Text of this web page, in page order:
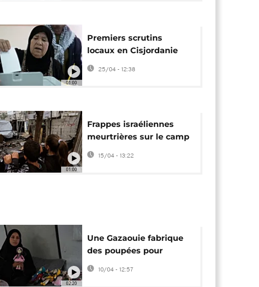
01:00
Premiers scrutins
locaux en Cisjordanie
occupée et à Gaza
depuis le début de la
25/04 - 12:38
01:00
Frappes israéliennes
meurtrières sur le camp
d'Al-Shati et l'hôpital Al-
15/04 - 13:22
02:20
Une Gazaouie fabrique
des poupées pour
survivre et redonner
espoir aux enfants
10/04 - 12:57